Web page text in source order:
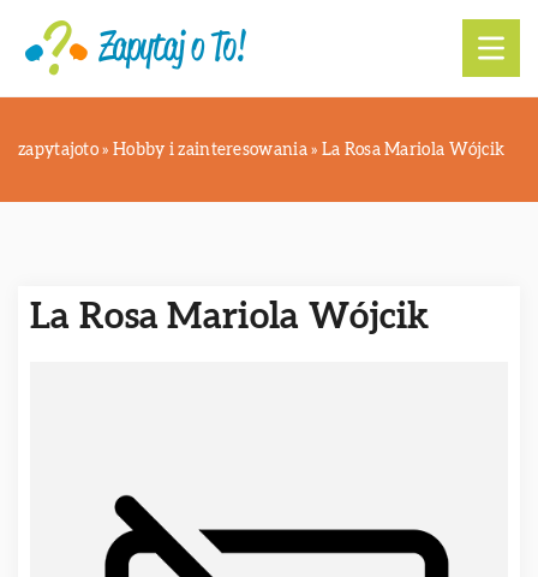
zapytajoto » Hobby i zainteresowania» La Rosa Mariola Wójcik
La Rosa Mariola Wójcik